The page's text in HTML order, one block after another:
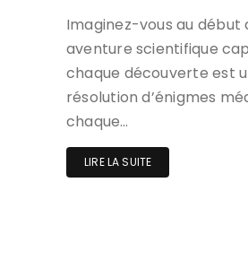
Imaginez-vous au début
aventure scientifique
chaque découverte est
résolution d’énigmes
chaque…
LIRE LA SUITE